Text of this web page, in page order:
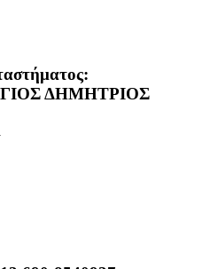
ΔΗΜΗΤΡΙΟΣ